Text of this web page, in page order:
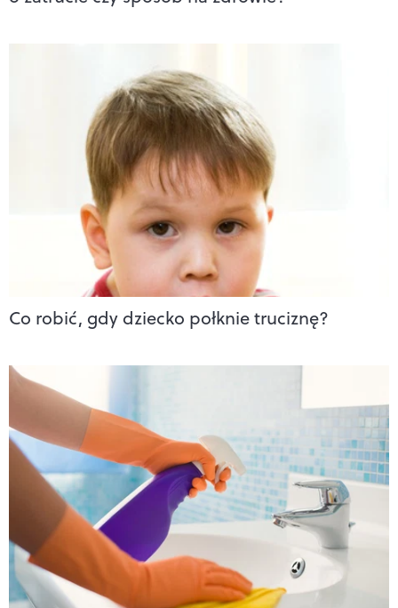
Co robić, gdy dziecko połknie truciznę?